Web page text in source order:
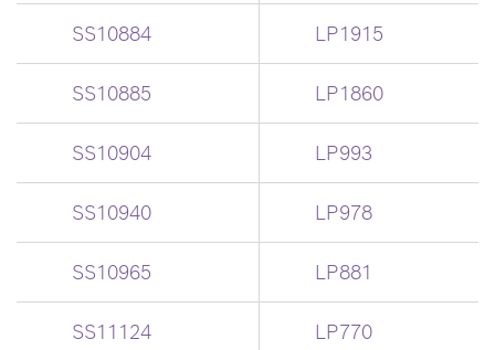
SS10884 LP1915
SS10885 LP1860
SS10904 LP993
SS10940 LP978
SS10965 LP881
SS11124 LP770